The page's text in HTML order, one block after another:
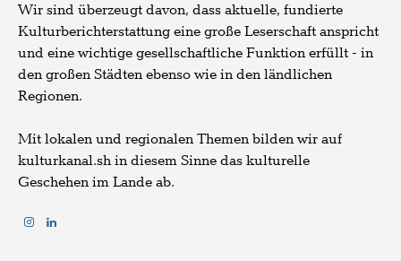
Wir sind überzeugt davon, dass aktuelle, fundierte
Kulturberichterstattung eine große Leserschaft anspricht
und eine wichtige gesellschaftliche Funktion erfüllt - in
den großen Städten ebenso wie in den ländlichen
Regionen.
Mit lokalen und regionalen Themen bilden wir auf
kulturkanal.sh in diesem Sinne das kulturelle
Geschehen im Lande ab.